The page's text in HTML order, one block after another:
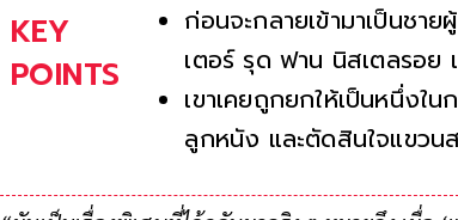
KEY
POINTS
ก่อนจะกลายเข้ามาเป็นชา
เตอร์ รุด ฟาน นิสเตลรอย
เขาเคยถูกยกให้เป็นหนึ่งใ
ลูกหนัง และตัดสินใจแขวนส